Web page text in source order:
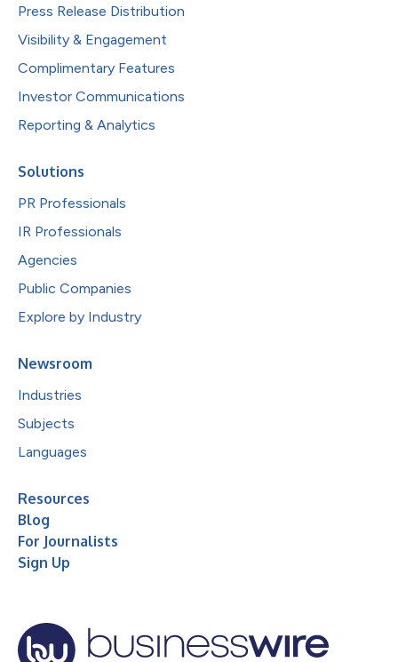
Press Release Distribution
Visibility & Engagement
Complimentary Features
Investor Communications
Reporting & Analytics
Solutions
PR Professionals
IR Professionals
Agencies
Public Companies
Explore by Industry
Newsroom
Industries
Subjects
Languages
Resources
Blog
For Journalists
Sign Up